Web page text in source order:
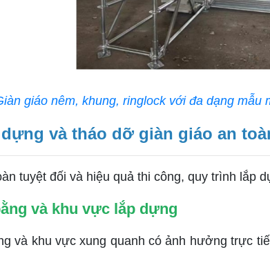
giáo nêm, khung, ringlock với đa dạng mẫu
và tháo dỡ giàn giáo an
tuyệt đối và hiệu quả thi công, quy trình lắp
và khu vực lắp dựng
và khu vực xung quanh có ảnh hưởng trực